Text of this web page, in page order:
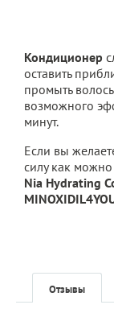
Кондиционер
оставить
промыть
возможного
минут.
Если вы
силу как
Nia Hydrating
Отзывы